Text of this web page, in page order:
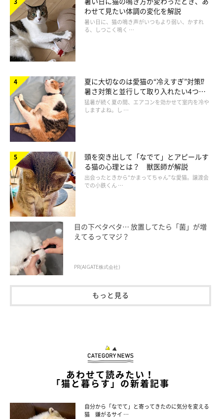
getty
ウンチが非常に硬いために、排泄時に肛門の内側の粘膜が切れて
しまい、血の混じったウンチが出ることもあります。
猫が一生懸命いきんでいるのになかなかウンチが出てこないとき
などは、こちらの原因が考えられるでしょう。
猫が血便をしたときの対処法
わせて見たい体調の変化を解説
暑い日に、猫の鳴き声がいつもより弱い、かすれ
る、しつこく鳴く …
夏に大切なのは愛猫の“冷えすぎ”対策⁉
暑さ対策と並行して取り入れたい4つの
工夫
猛暑が続く夏の間、エアコンを効かせて室内を冷や
しますよね。し …
頭を突き出して「なでて」とアピールす
る猫の心理とは？ 獣医師が解説
出会ったときから“かまってちゃん”な愛猫。譲渡会
での小鉄くん …
目の下ベタベタ… 放置してたら「菌」が増
えてるってマジ？
PR(AIGATE株式会社)
もっと見る
あわせて読みたい！
「猫と暮らす」の新着記事
自分から「なでて」と寄ってきたのに気分を変える
猫 嫌がるサイ …